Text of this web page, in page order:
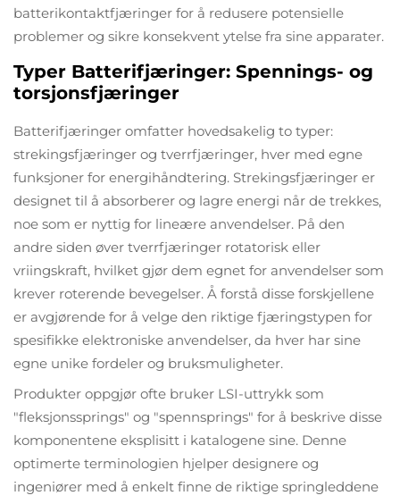
batterikontaktfjæringer for å redusere potensielle
problemer og sikre konsekvent ytelse fra sine apparater.
Typer Batterifjæringer: Spennings- og
torsjonsfjæringer
Batterifjæringer omfatter hovedsakelig to typer:
strekingsfjæringer og tverrfjæringer, hver med egne
funksjoner for energihåndtering. Strekingsfjæringer er
designet til å absorberer og lagre energi når de trekkes,
noe som er nyttig for lineære anvendelser. På den
andre siden øver tverrfjæringer rotatorisk eller
vriingskraft, hvilket gjør dem egnet for anvendelser som
krever roterende bevegelser. Å forstå disse forskjellene
er avgjørende for å velge den riktige fjæringstypen for
spesifikke elektroniske anvendelser, da hver har sine
egne unike fordeler og bruksmuligheter.
Produkter oppgjør ofte bruker LSI-uttrykk som
"fleksjonssprings" og "spennsprings" for å beskrive disse
komponentene eksplisitt i katalogene sine. Denne
optimerte terminologien hjelper designere og
ingeniører med å enkelt finne de riktige springleddene